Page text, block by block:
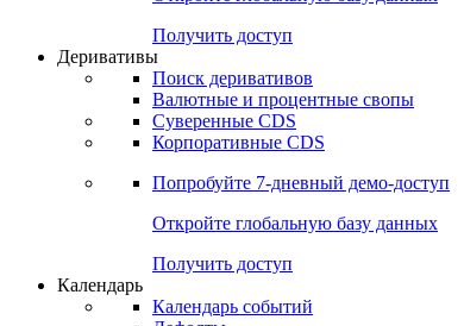
Попробуйте7-дневный
Откройте глобальную базу данных
Получить доступ
Деривативы
Поиск деривативов
Валютные и процентные свопы
Суверенные CDS
Корпоративные CDS
Попробуйте7-дневный
Откройте глобальную базу данных